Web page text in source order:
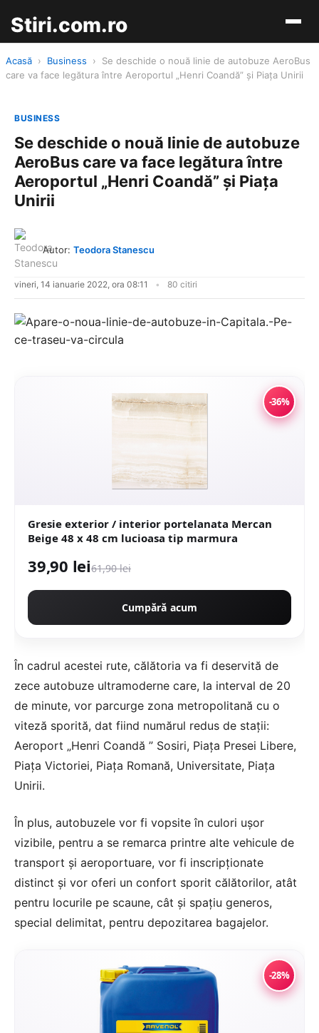
Stiri.com.ro
Acasă › Business ›
Se deschide o nouă linie de autobuze AeroBus
care va face legătura între Aeroportul „Henri Coandă” şi Piaţa Unirii
BUSINESS
Se deschide o nouă linie de autobuze
AeroBus care va face legătura între
Aeroportul „Henri Coandă” şi Piaţa
Unirii
Autor: Teodora Stanescu
vineri, 14 ianuarie 2022, ora 08:11 80 citiri
-36%
Gresie exterior / interior portelanata Mercan
Beige 48 x 48 cm lucioasa tip marmura
39,90 lei61,90 lei
Cumpără acum
În cadrul acestei rute, călătoria va fi deservită de
zece autobuze ultramoderne care, la interval de 20
de minute, vor parcurge zona metropolitană cu o
viteză sporită, dat fiind numărul redus de staţii:
Aeroport „Henri Coandă ” Sosiri, Piaţa Presei Libere,
Piaţa Victoriei, Piaţa Romană, Universitate, Piaţa
Unirii.
În plus, autobuzele vor fi vopsite în culori uşor
vizibile, pentru a se remarca printre alte vehicule de
transport şi aeroportuare, vor fi inscripţionate
distinct şi vor oferi un confort sporit călătorilor, atât
pentru locurile pe scaune, cât şi spaţiu generos,
special delimitat, pentru depozitarea bagajelor.
-28%